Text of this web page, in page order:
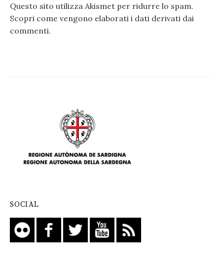
Questo sito utilizza Akismet per ridurre lo spam.
Scopri come vengono elaborati i dati derivati dai
commenti.
SOCIAL